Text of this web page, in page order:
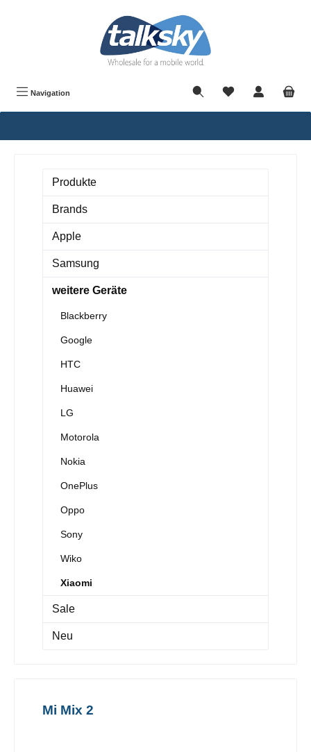
Navigation
Produkte
Brands
Apple
Samsung
weitere Geräte
Blackberry
Google
HTC
Huawei
LG
Motorola
Nokia
OnePlus
Oppo
Sony
Wiko
Xiaomi
Sale
Neu
Mi Mix 2